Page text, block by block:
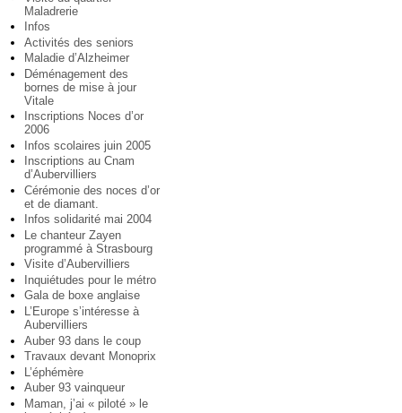
Maladrerie
Infos
Activités des seniors
Maladie d’Alzheimer
Déménagement des
bornes de mise à jour
Vitale
Inscriptions Noces d’or
2006
Infos scolaires juin 2005
Inscriptions au Cnam
d’Aubervilliers
Cérémonie des noces d’or
et de diamant.
Infos solidarité mai 2004
Le chanteur Zayen
programmé à Strasbourg
Visite d’Aubervilliers
Inquiétudes pour le métro
Gala de boxe anglaise
L’Europe s’intéresse à
Aubervilliers
Auber 93 dans le coup
Travaux devant Monoprix
L’éphémère
Auber 93 vainqueur
Maman, j’ai « piloté » le